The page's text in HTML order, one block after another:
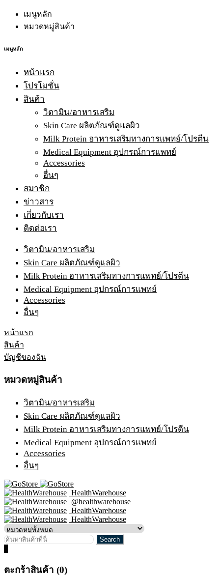
เมนูหลัก
หมวดหมู่สินค้า
เมนูหลัก
หน้าแรก
โปรโมชั่น
สินค้า
วิตามิน/อาหารเสริม
Skin Care ผลิตภัณฑ์ดูแลผิว
Milk Protein อาหารเสริมทางการแพทย์/โปรตีน
Medical Equipment อุปกรณ์การแพทย์
Accessories
อื่นๆ
สมาชิก
ข่าวสาร
เกี่ยวกับเรา
ติดต่อเรา
วิตามิน/อาหารเสริม
Skin Care ผลิตภัณฑ์ดูแลผิว
Milk Protein อาหารเสริมทางการแพทย์/โปรตีน
Medical Equipment อุปกรณ์การแพทย์
Accessories
อื่นๆ
หน้าแรก
สินค้า
บัญชีของฉัน
หมวดหมู่สินค้า
วิตามิน/อาหารเสริม
Skin Care ผลิตภัณฑ์ดูแลผิว
Milk Protein อาหารเสริมทางการแพทย์/โปรตีน
Medical Equipment อุปกรณ์การแพทย์
Accessories
อื่นๆ
HealthWarehouse
@healthwarehouse
HealthWarehouse
HealthWarehouse
ตะกร้าสินค้า (0)